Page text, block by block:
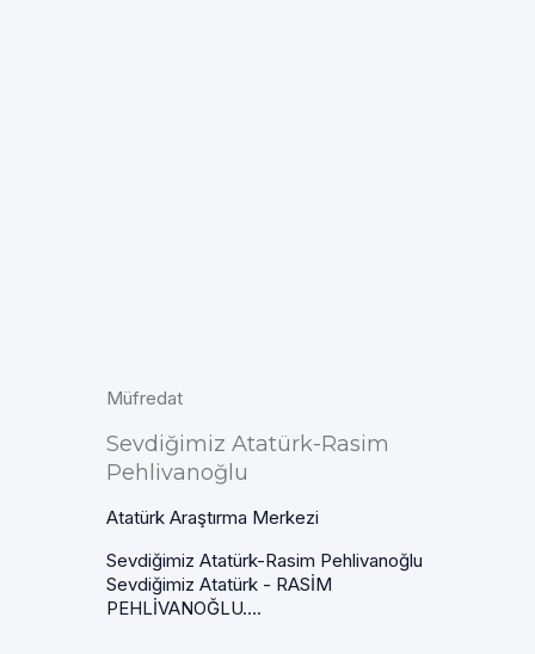
Müfredat
Sevdiğimiz Atatürk-Rasim
Pehlivanoğlu
Atatürk Araştırma Merkezi
Sevdiğimiz Atatürk-Rasim Pehlivanoğlu
Sevdiğimiz Atatürk - RASİM
PEHLİVANOĞLU....